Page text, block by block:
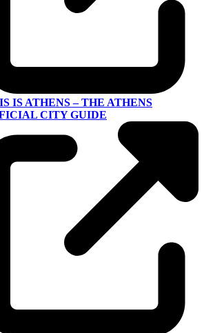
IS ATHENS – THE ATHENS
CITY GUIDE